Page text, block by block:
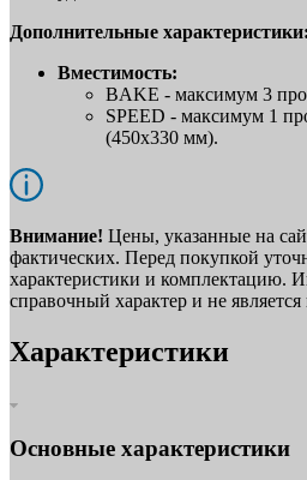
Дополнительные характеристики:
Вместимость:
BAKE - максимум 3
SPEED - максимум 1
(450х330 мм).
Внимание! Цены, указанные на
фактических. Перед покупкой
характеристики и комплектацию.
справочный характер и не
Характеристики
Основные характеристики